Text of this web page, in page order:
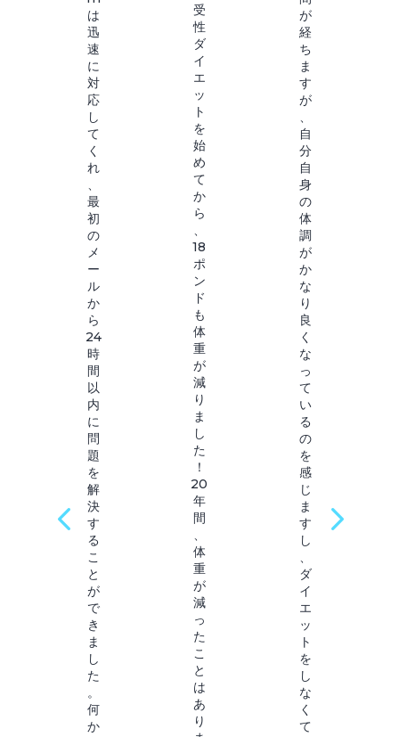
は
迅
速
に
対
応
し
て
く
れ
、
最
初
の
メ
ー
ル
か
ら
24
時
間
以
内
に
問
題
を
解
決
す
る
こ
と
が
で
き
ま
し
た
。
何
か
受
性
ダ
イ
エ
ッ
ト
を
始
め
て
か
ら
、
18
ポ
ン
ド
も
体
重
が
減
り
ま
し
た
！
20
年
間
、
体
重
が
減
っ
た
こ
と
は
あ
り
が
経
ち
ま
す
が
、
自
分
自
身
の
体
調
が
か
な
り
良
く
な
っ
て
い
る
の
を
感
じ
ま
す
し
、
ダ
イ
エ
ッ
ト
を
し
な
く
て